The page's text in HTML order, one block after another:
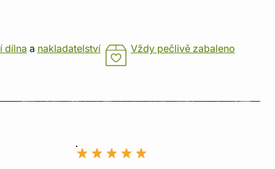
dílna a nakladatelství Vždy pečlivě zabaleno